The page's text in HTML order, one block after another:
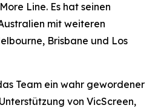
Line. Es hat seinen
mit weiteren
Brisbane und Los
Team ein wahr gewordener
von VicScreen,